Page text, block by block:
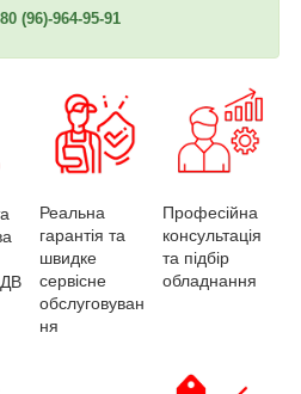
(96)-964-95-91
Реальна
гарантія та
швидке
сервісне
обслуговуван
ня
Професійна
консультація
та підбір
обладнання